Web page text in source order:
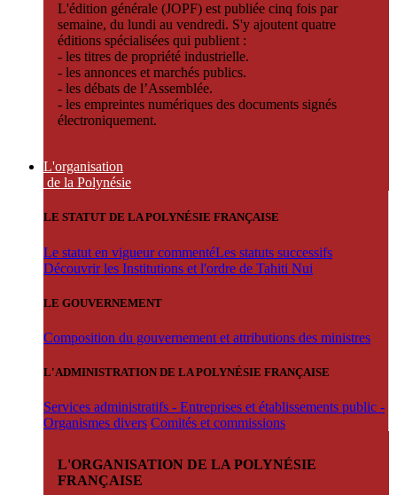
L'édition générale (JOPF) est publiée cinq fois par
semaine, du lundi au vendredi. S'y ajoutent quatre
éditions spécialisées qui publient :
- les titres de propriété industrielle.
- les annonces et marchés publics.
- les débats de l’Assemblée.
- les empreintes numériques des documents signés
électroniquement.
L'organisation
de la Polynésie
LE STATUT DE LA POLYNÉSIE FRANÇAISE
Le statut en vigueur commentéLes statuts successifs
Découvrir les Institutions et l'ordre de Tahiti Nui
LE GOUVERNEMENT
Composition du gouvernement et attributions des ministres
L'ADMINISTRATION DE LA POLYNÉSIE FRANÇAISE
Services administratifs - Entreprises et établissements public -
Organismes divers Comités et commissions
L'ORGANISATION DE LA POLYNÉSIE
FRANÇAISE